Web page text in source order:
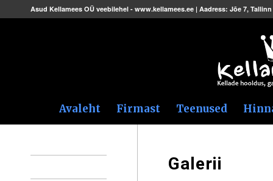
Asud Kellamees OÜ veebilehel - www.kellamees.ee | Aadress: Jõe 7,
Avaleht Firmast Teenused
Galerii